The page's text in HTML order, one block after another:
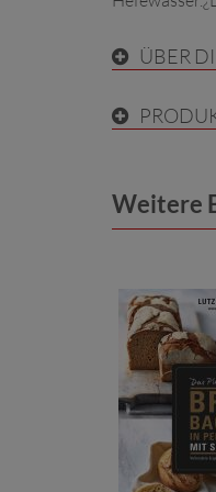
ÜBER
Weitere